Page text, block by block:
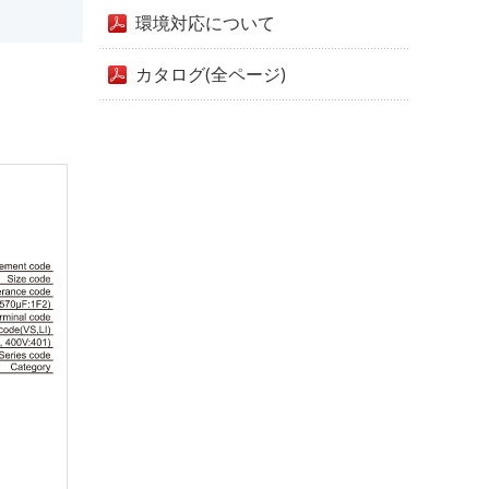
環境対応について
カタログ(全ページ)